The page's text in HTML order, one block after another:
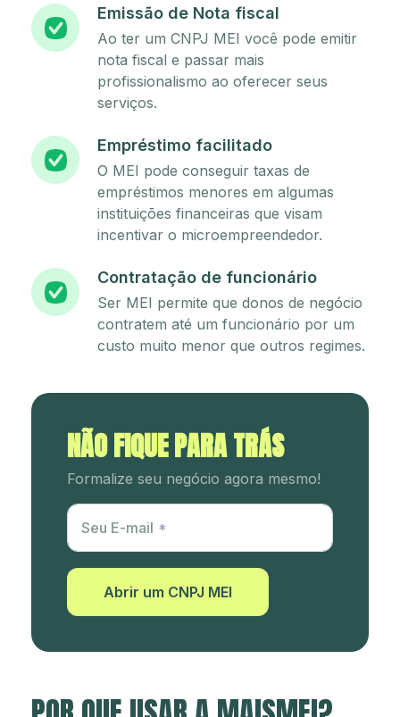
Emissão de Nota fiscal
Ao ter um CNPJ MEI você pode emitir
nota fiscal e passar mais
profissionalismo ao oferecer seus
serviços.
Empréstimo facilitado
O MEI pode conseguir taxas de
empréstimos menores em algumas
instituições financeiras que visam
incentivar o microempreendedor.
Contratação de funcionário
Ser MEI permite que donos de negócio
contratem até um funcionário por um
custo muito menor que outros regimes.
NÃO FIQUE PARA TRÁS
Formalize seu negócio agora mesmo!
Utm Content
Seu E-mail
Abrir um CNPJ MEI